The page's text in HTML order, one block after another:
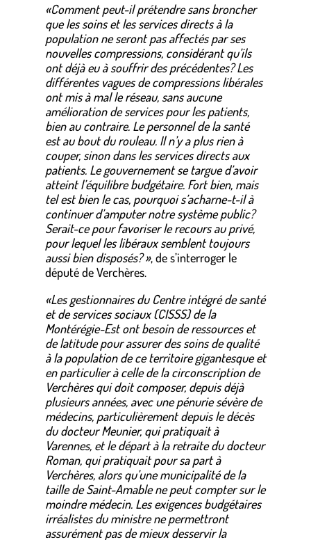
«Comment peut-il prétendre sans broncher
que les soins et les services directs à la
population ne seront pas affectés par ses
nouvelles compressions, considérant qu’ils
ont déjà eu à souffrir des précédentes? Les
différentes vagues de compressions libérales
ont mis à mal le réseau, sans aucune
amélioration de services pour les patients,
bien au contraire. Le personnel de la santé
est au bout du rouleau. Il n’y a plus rien à
couper, sinon dans les services directs aux
patients. Le gouvernement se targue d’avoir
atteint l’équilibre budgétaire. Fort bien, mais
tel est bien le cas, pourquoi s’acharne-t-il à
continuer d’amputer notre système public?
Serait-ce pour favoriser le recours au privé,
pour lequel les libéraux semblent toujours
aussi bien disposés? », de s’interroger le
député de Verchères.
«Les gestionnaires du Centre intégré de santé
et de services sociaux (CISSS) de la
Montérégie-Est ont besoin de ressources et
de latitude pour assurer des soins de qualité
à la population de ce territoire gigantesque et
en particulier à celle de la circonscription de
Verchères qui doit composer, depuis déjà
plusieurs années, avec une pénurie sévère de
médecins, particulièrement depuis le décès
du docteur Meunier, qui pratiquait à
Varennes, et le départ à la retraite du docteur
Roman, qui pratiquait pour sa part à
Verchères, alors qu’une municipalité de la
taille de Saint-Amable ne peut compter sur le
moindre médecin. Les exigences budgétaires
irréalistes du ministre ne permettront
assurément pas de mieux desservir la